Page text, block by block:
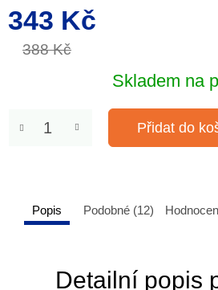
388 Kč
343 Kč
Měrná
cena:
Skladem na
Přidat do
Popis Podobné (12)
Detailní popis